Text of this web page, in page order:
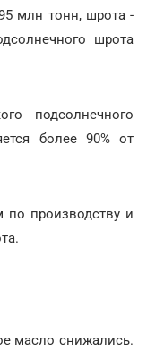
млн тонн, шрота -
шрота
подсолнечного
более 90% от
производству и
масло снижались.